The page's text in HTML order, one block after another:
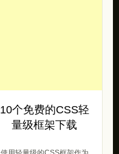
10个免费的CSS轻
量级框架下载
使用轻量级的CSS框架作为